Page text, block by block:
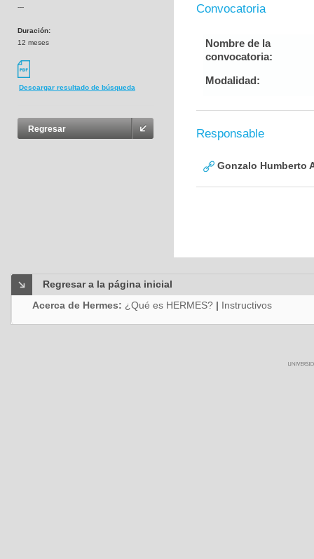
---
Duración:
12 meses
Descargar resultado de búsqueda
Regresar
Convocatoria
Nombre de la
convocatoria:
Modalidad:
Responsable
Gonzalo Humberto
Regresar a la página inicial
Acerca de Hermes: ¿Qué es HERMES? | Instructivos